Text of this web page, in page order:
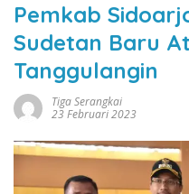
Pemkab
Sudetan Baru
Tanggulangin
Tiga Serangkai
23 Februari 2023